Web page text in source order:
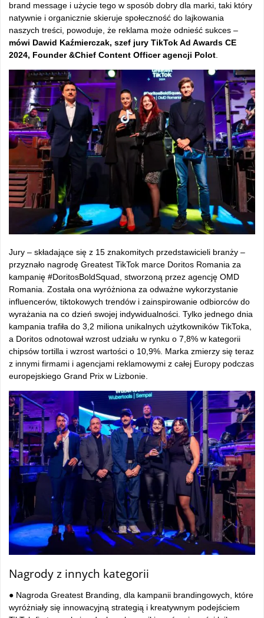
brand message i użycie tego w sposób dobry dla marki, taki który
natywnie i organicznie skieruje społeczność do lajkowania
naszych treści, powoduje, że reklama może odnieść sukces –
mówi Dawid Kaźmierczak, szef jury TikTok Ad Awards CE
2024, Founder &Chief Content Officer agencji Polot
Jury – składające się z 15 znakomitych przedstawicieli branży –
przyznało nagrodę Greatest TikTok marce Doritos Romania za
kampanię #DoritosBoldSquad, stworzoną przez agencję OMD
Romania. Została ona wyróżniona za odważne wykorzystanie
influencerów, tiktokowych trendów i zainspirowanie odbiorców do
wyrażania na co dzień swojej indywidualności. Tylko jednego dnia
kampania trafiła do 3,2 miliona unikalnych użytkowników TikToka,
a Doritos odnotował wzrost udziału w rynku o 7,8% w kategorii
chipsów tortilla i wzrost wartości o 10,9%. Marka zmierzy się teraz
z innymi firmami i agencjami reklamowymi z całej Europy podczas
europejskiego Grand Prix w Lizbonie.
Nagrody z innych kategorii
● Nagroda Greatest Branding, dla kampanii brandingowych, które
wyróżniały się innowacyjną strategią i kreatywnym podejściem